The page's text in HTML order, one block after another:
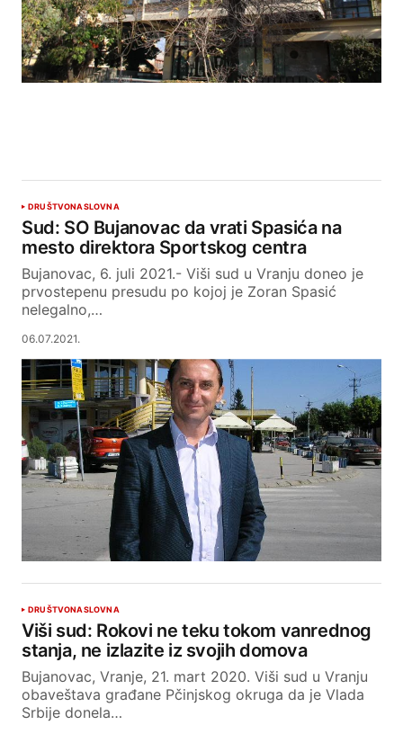
DRUŠTVONASLOVNA
Sud: SO Bujanovac da vrati Spasića na
mesto direktora Sportskog centra
Bujanovac, 6. juli 2021.- Viši sud u Vranju doneo je
prvostepenu presudu po kojoj je Zoran Spasić
nelegalno,…
06.07.2021.
DRUŠTVONASLOVNA
Viši sud: Rokovi ne teku tokom vanrednog
stanja, ne izlazite iz svojih domova
Bujanovac, Vranje, 21. mart 2020. Viši sud u Vranju
obaveštava građane Pčinjskog okruga da je Vlada
Srbije donela…